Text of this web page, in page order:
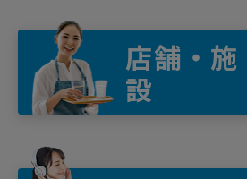
店舗・施
設